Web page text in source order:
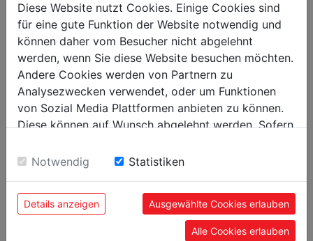
packaging length in mm
50
general data
EAN code
9120039907925
POPULAR PRODUCTS
Diese Website nutzt Cookies. Einige Cookies sind
für eine gute Funktion der Website notwendig und
können daher vom Besucher nicht abgelehnt
werden, wenn Sie diese Website besuchen möchten.
Andere Cookies werden von Partnern zu
Analysezwecken verwendet, oder um Funktionen
von Sozial Media Plattformen anbieten zu können.
Diese können auf Wunsch abgelehnt werden. Sofern
Einwilligung zu unseren Cookies.
Notwendig Statistiken
Details anzeigen Ausgewählte Cookies erlauben
Alle Cookies erlauben